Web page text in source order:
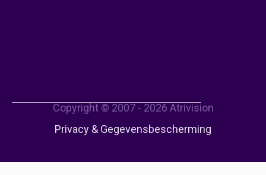
Copyright © 2007 - 2026 Atrivision
Privacy & Gegevensbescherming